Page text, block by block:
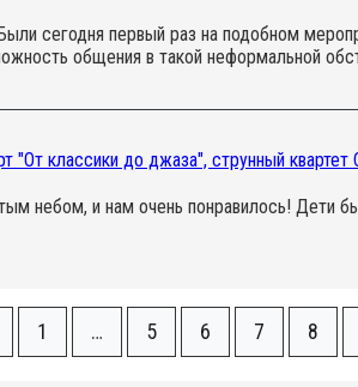
сегодня первый раз на подобном
общения в такой неформальной
классики до джаза", струнный квартет
небом, и нам очень понравилось! Дети
1 … 5 6 7 8